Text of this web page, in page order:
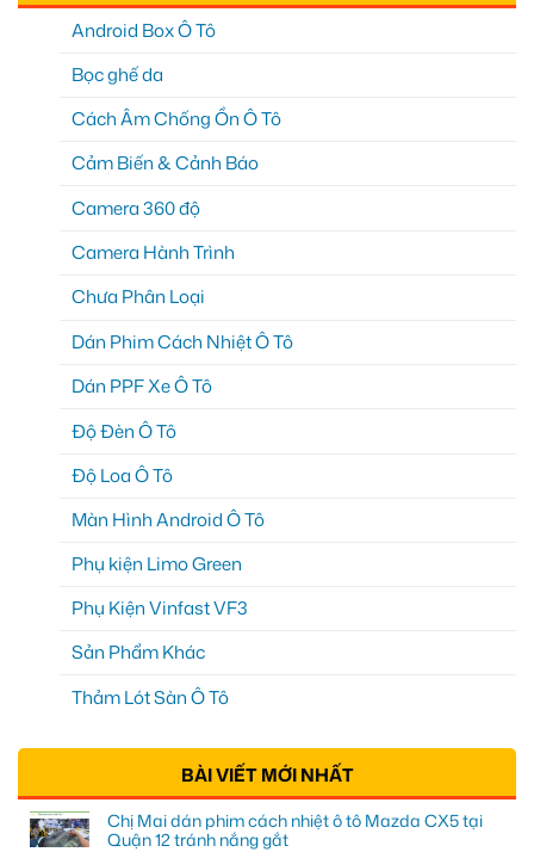
Android Box Ô Tô
Bọc ghế da
Cách Âm Chống Ồn Ô Tô
Cảm Biến & Cảnh Báo
Camera 360 độ
Camera Hành Trình
Chưa Phân Loại
Dán Phim Cách Nhiệt Ô Tô
Dán PPF Xe Ô Tô
Độ Đèn Ô Tô
Độ Loa Ô Tô
Màn Hình Android Ô Tô
Phụ kiện Limo Green
Phụ Kiện Vinfast VF3
Sản Phẩm Khác
Thảm Lót Sàn Ô Tô
BÀI VIẾT MỚI NHẤT
Chị Mai dán phim cách nhiệt ô tô Mazda CX5 tại
Quận 12 tránh nắng gắt